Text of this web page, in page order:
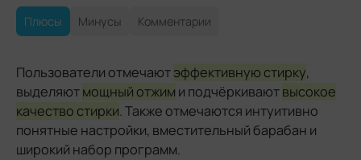
Плюсы Минусы Комментарии
Пользователи отмечаютэффективную стирку,
выделяютмощный отжим и подчёркиваютвысокое
качество стирки. Также отмечаются интуитивно
понятные настройки, вместительный барабан и
широкий набор программ.